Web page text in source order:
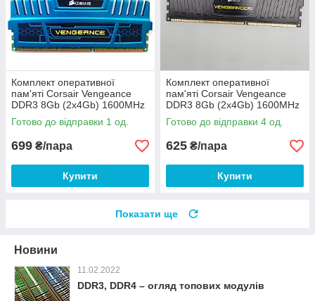
Комплект оперативної
пам'яті Corsair Vengeance
DDR3 8Gb (2x4Gb) 1600MHz
PC3-12800U CL9
(CMZ8GX3M2A1600C9B) Б/В
Готово до відправки 1 од.
699 ₴/пара
Купити
Комплект оперативної
пам'яті Corsair Vengeance
DDR3 8Gb (2x4Gb) 1600MHz
PC3-12800 CL11
(CML8GX3M2B1600C11) Б/В
Готово до відправки 4 од.
625 ₴/пара
Купити
Показати ще
Новини
11.02.2022
DDR3, DDR4 – огляд топових модулів